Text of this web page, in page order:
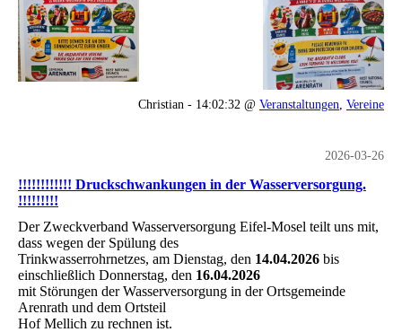
Christian - 14:02:32 @ Veranstaltungen, Vereine
2026-03-26
!!!!!!!!!!!! Druckschwankungen in der Wasserversorgung.
!!!!!!!!!
Der Zweckverband Wasserversorgung Eifel-Mosel teilt uns mit,
dass wegen der Spülung des
Trinkwasserrohrnetzes, am Dienstag, den 14.04.2026 bis
einschließlich Donnerstag, den 16.04.2026
mit Störungen der Wasserversorgung in der Ortsgemeinde
Arenrath und dem Ortsteil
Hof Mellich zu rechnen ist.